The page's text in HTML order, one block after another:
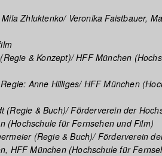
Zhluktenko/ Veronika Faistbauer,
& Konzept)/ HFF München
Anne Hilliges/ HFF München
(Regie & Buch)/ Förderverein der
(Hochschule für Fernsehen und Film)
(Regie & Buch)/ Förderverein
HFF München (Hochschule für